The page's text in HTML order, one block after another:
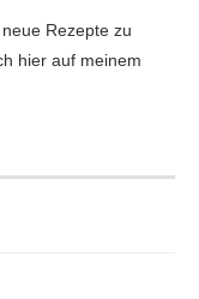
Rezepte zu
hier auf meinem